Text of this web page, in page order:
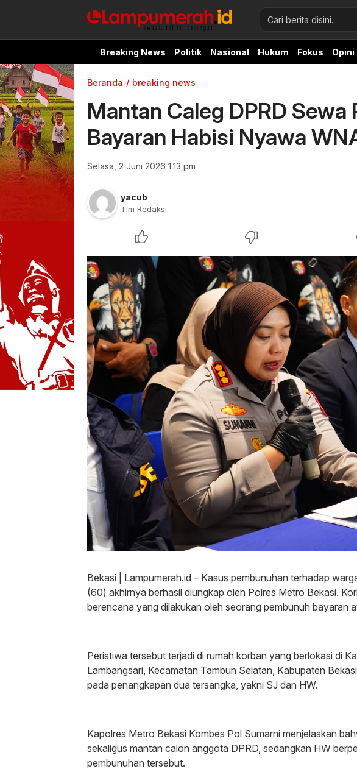
Breaking News Politik Nasional Hukum Fokus Opini
Beranda breaking news
Mantan Caleg DPRD Sewa
Bayaran Habisi Nyawa
Selasa, 2 Juni 2026 1:13 pm
yacub
Tim Redaksi
Bekasi | Lampumerah.id – Kasus pembunuhan terhadap
(60) akhirnya berhasil diungkap oleh Polres Metro Bekasi.
berencana yang dilakukan oleh seorang pembunuh bayaran
‎Peristiwa tersebut terjadi di rumah korban yang berlokasi di
Lambangsari, Kecamatan Tambun Selatan, Kabupaten
pada penangkapan dua tersangka, yakni SJ dan HW.
‎Kapolres Metro Bekasi Kombes Pol Sumarni menjelaskan
sekaligus mantan calon anggota DPRD, sedangkan HW
pembunuhan tersebut.